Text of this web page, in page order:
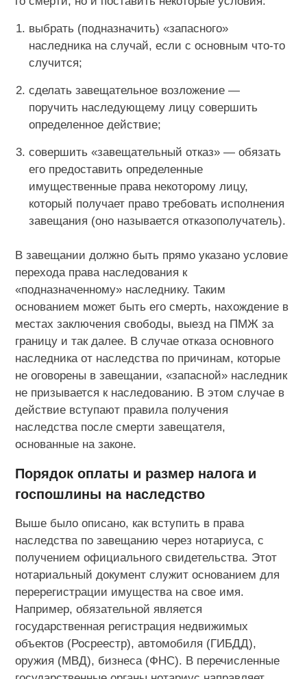
выбрать (подназначить) «запасного»
наследника на случай, если с основным что-то
случится;
сделать завещательное возложение —
поручить наследующему лицу совершить
определенное действие;
совершить «завещательный отказ» — обязать
его предоставить определенные
имущественные права некоторому лицу,
который получает право требовать исполнения
завещания (оно называется отказополучатель).
В завещании должно быть прямо указано условие
перехода права наследования к
«подназначенному» наследнику. Таким
основанием может быть его смерть, нахождение в
местах заключения свободы, выезд на ПМЖ за
границу и так далее. В случае отказа основного
наследника от наследства по причинам, которые
не оговорены в завещании, «запасной» наследник
не призывается к наследованию. В этом случае в
действие вступают правила получения
наследства после смерти завещателя,
основанные на законе.
Порядок оплаты и размер налога и
госпошлины на наследство
Выше было описано, как вступить в права
наследства по завещанию через нотариуса, с
получением официального свидетельства. Этот
нотариальный документ служит основанием для
перерегистрации имущества на свое имя.
Например, обязательной является
государственная регистрация недвижимых
объектов (Росреестр), автомобиля (ГИБДД),
оружия (МВД), бизнеса (ФНС). В перечисленные